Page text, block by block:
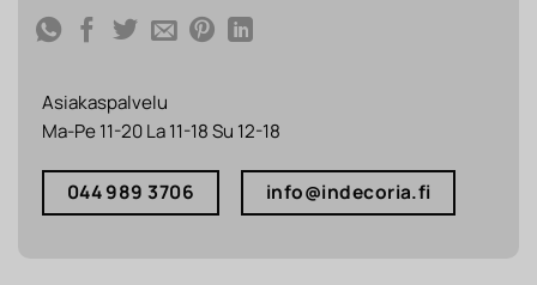
Asiakaspalvelu
Ma-Pe 11-20 La 11-18 Su 12-18
044 989 3706 info@indecoria.fi